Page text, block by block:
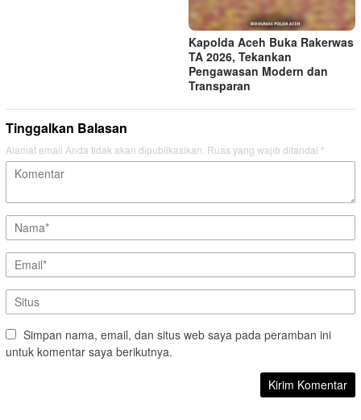
Kapolda Aceh Buka Rakerwas
TA 2026, Tekankan
Pengawasan Modern dan
Transparan
Tinggalkan Balasan
Alamat email Anda tidak akan dipublikasikan. Ruas yang wajib ditandai *
Simpan nama, email, dan situs web saya pada peramban ini
untuk komentar saya berikutnya.